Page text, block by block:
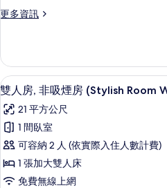
煙
(Stylish
Room)
的
所
有
相
片
更多資訊
更
房,
非
吸
房
(Stylish
Room)
的
詳
情
顯
示
雙
人
房,
非
4
雙人房, 非吸煙房 (Stylish Room
21 平方公尺
1 間臥室
可容納 2 人 (依實際入住人數計費)
1 張加大雙人床
免費無線上網